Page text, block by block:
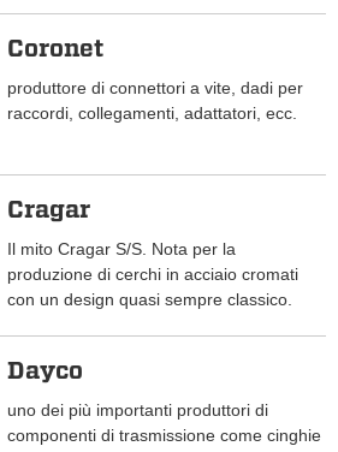
Coronet
produttore di connettori a vite, dadi per
raccordi, collegamenti, adattatori, ecc.
Cragar
Il mito Cragar S/S. Nota per la
produzione di cerchi in acciaio cromati
con un design quasi sempre classico.
Dayco
uno dei più importanti produttori di
componenti di trasmissione come cinghie